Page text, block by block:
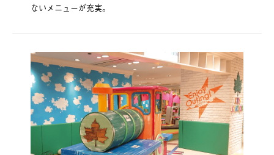
ないメニューが充実。